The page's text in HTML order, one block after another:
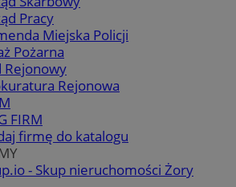
Pracy
Miejska Policji
Pożarna
Rejonowy
Rejonowa
FIRM
firmę do katalogu
- Skup nieruchomości Żory